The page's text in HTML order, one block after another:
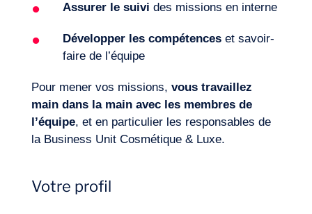
Journal de BordAssurer le suivi des missions en interne
Développer les compétenceset savoir-
faire de l’équipe
Pour mener vos missions, vous travaillez
main dans la main avec les membres de
l’équipe, et en particulier les responsables de
la Business Unit Cosmétique & Luxe.
Votre profil